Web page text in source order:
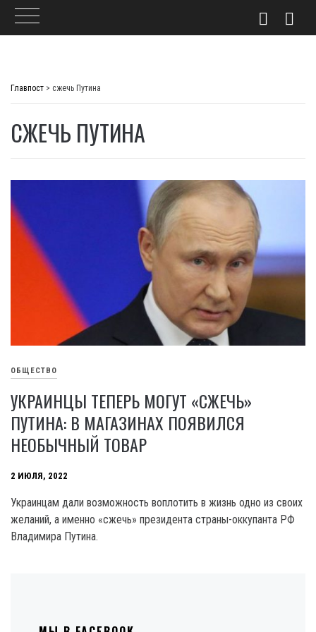
Главпост > сжечь Путина
СЖЕЧЬ ПУТИНА
ОБЩЕСТВО
УКРАИНЦЫ ТЕПЕРЬ МОГУТ «СЖЕЧЬ»
ПУТИНА: В МАГАЗИНАХ ПОЯВИЛСЯ
НЕОБЫЧНЫЙ ТОВАР
2 ИЮЛЯ, 2022
Украинцам дали возможность воплотить в жизнь одно из своих
желаний, а именно «сжечь» президента страны-оккупанта РФ
Владимира Путина.